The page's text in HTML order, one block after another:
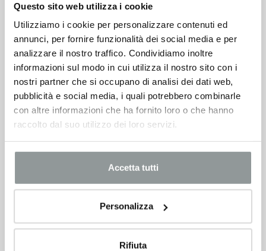
Questo sito web utilizza i cookie
Utilizziamo i cookie per personalizzare contenuti ed
annunci, per fornire funzionalità dei social media e per
analizzare il nostro traffico. Condividiamo inoltre
informazioni sul modo in cui utilizza il nostro sito con i
nostri partner che si occupano di analisi dei dati web,
pubblicità e social media, i quali potrebbero combinarle
con altre informazioni che ha fornito loro o che hanno
raccolto dal suo utilizzo dei loro servizi.
Accetta tutti
Personalizza
Rifiuta